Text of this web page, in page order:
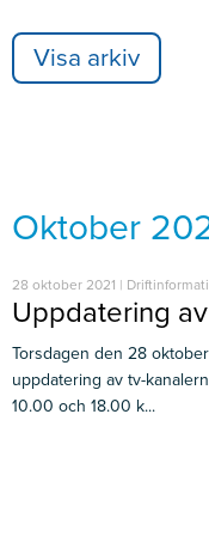
Visa arkiv
Oktober
28 oktober 2021 |
Uppdatering
Torsdagen den 28
uppdatering av tv-
10.00 och 18.00 k...